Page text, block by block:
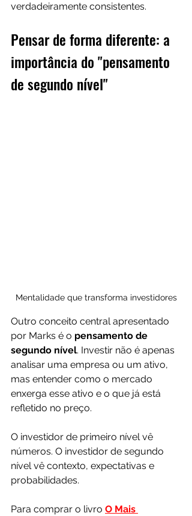
verdadeiramente consistentes.
Pensar de forma diferente: a
importância do "pensamento
de segundo nível"
Mentalidade que transforma investidores
Outro conceito central apresentado
por Marks é o pensamento de
segundo nível. Investir não é apenas
analisar uma empresa ou um ativo,
mas entender como o mercado
enxerga esse ativo e o que já está
refletido no preço.
O investidor de primeiro nível vê
números. O investidor de segundo
nível vê contexto, expectativas e
probabilidades.
Para comprar o livro O Mais